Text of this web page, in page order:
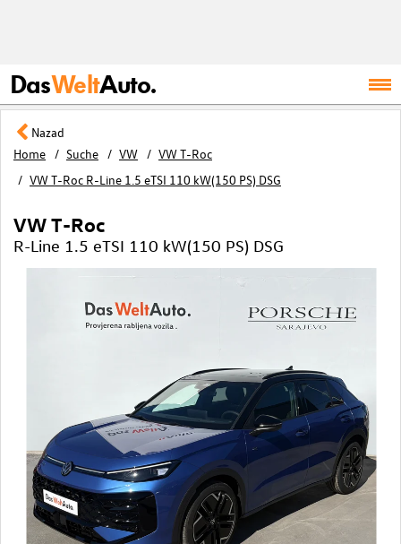
DasWeltAuto.
Nazad
Home
Suche VW
VW T-Roc
VW T-Roc R-Line 1.5 eTSI 110 kW(150 PS) DSG
VW T-Roc
R-Line 1.5 eTSI 110 kW(150 PS) DSG